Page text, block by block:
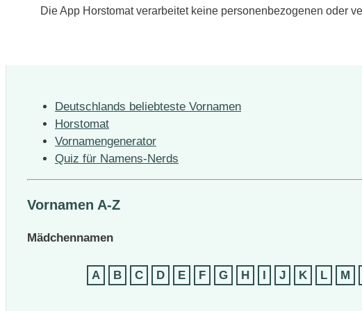
Die App Horstomat verarbeitet keine personenbezogenen oder
Deutschlands beliebteste Vornamen
Horstomat
Vornamengenerator
Quiz für Namens-Nerds
Vornamen A-Z
Mädchennamen
A B C D E F G H J K L M